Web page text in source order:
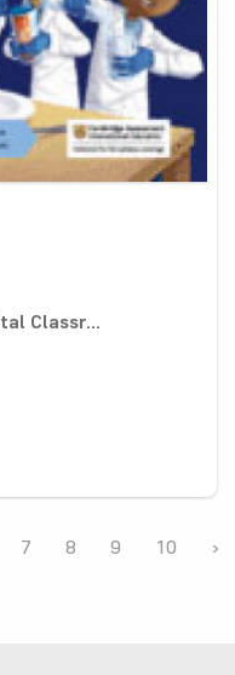
Classr...
7 8 9 10 ›